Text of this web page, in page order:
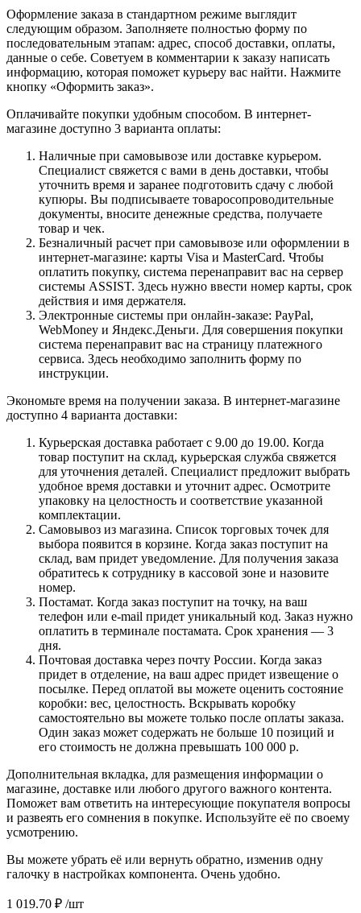
Оформление заказа в стандартном режиме выглядит
следующим образом. Заполняете полностью форму по
последовательным этапам: адрес, способ доставки, оплаты,
данные о себе. Советуем в комментарии к заказу написать
информацию, которая поможет курьеру вас найти. Нажмите
кнопку «Оформить заказ».
Оплачивайте покупки удобным способом. В интернет-
магазине доступно 3 варианта оплаты:
Наличные при самовывозе или доставке курьером.
Специалист свяжется с вами в день доставки, чтобы
уточнить время и заранее подготовить сдачу с любой
купюры. Вы подписываете товаросопроводительные
документы, вносите денежные средства, получаете
товар и чек.
Безналичный расчет при самовывозе или оформлении в
интернет-магазине: карты Visa и MasterCard. Чтобы
оплатить покупку, система перенаправит вас на сервер
системы ASSIST. Здесь нужно ввести номер карты, срок
действия и имя держателя.
Электронные системы при онлайн-заказе: PayPal,
WebMoney и Яндекс.Деньги. Для совершения покупки
система перенаправит вас на страницу платежного
сервиса. Здесь необходимо заполнить форму по
инструкции.
Экономьте время на получении заказа. В интернет-магазине
доступно 4 варианта доставки:
Курьерская доставка работает с 9.00 до 19.00. Когда
товар поступит на склад, курьерская служба свяжется
для уточнения деталей. Специалист предложит выбрать
удобное время доставки и уточнит адрес. Осмотрите
упаковку на целостность и соответствие указанной
комплектации.
Самовывоз из магазина. Список торговых точек для
выбора появится в корзине. Когда заказ поступит на
склад, вам придет уведомление. Для получения заказа
обратитесь к сотруднику в кассовой зоне и назовите
номер.
Постамат. Когда заказ поступит на точку, на ваш
телефон или e-mail придет уникальный код. Заказ нужно
оплатить в терминале постамата. Срок хранения — 3
дня.
Почтовая доставка через почту России. Когда заказ
придет в отделение, на ваш адрес придет извещение о
посылке. Перед оплатой вы можете оценить состояние
коробки: вес, целостность. Вскрывать коробку
самостоятельно вы можете только после оплаты заказа.
Один заказ может содержать не больше 10 позиций и
его стоимость не должна превышать 100 000 р.
Дополнительная вкладка, для размещения информации о
магазине, доставке или любого другого важного контента.
Поможет вам ответить на интересующие покупателя вопросы
и развеять его сомнения в покупке. Используйте её по своему
усмотрению.
Вы можете убрать её или вернуть обратно, изменив одну
галочку в настройках компонента. Очень удобно.
1 019.70 ₽ /шт